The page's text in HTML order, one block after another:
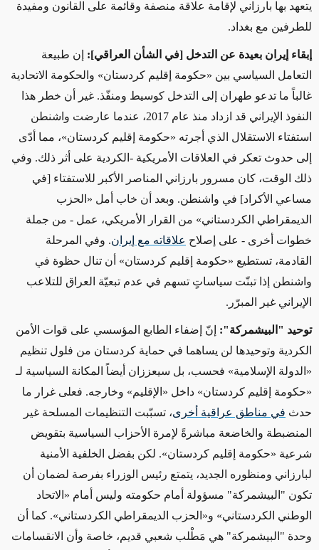
يتعهد بها بارزاني لإقامة علاقة منصفة وقائمة على القانون ومفيدة
للطرفين مع بغداد.
إبقاء إيران بعيدة عن التدخل [في الشأن العراقي]: إن طبيعة
التعامل السياسي بين «حكومة إقليم كردستان» والحكومة الاتحادية
غالباً ما تدعو طهران إلى التدخل كوسيط ومنفّذ. غير أن خطر هذا
النفوذ الإيراني قد ازداد منذ عام 2017، عندما عارضت واشنطن
استفتاء الاستقلال الذي أجرته «حكومة إقليم كردستان»، مما أدّى
إلى حدوث تعكر في العلاقات الأمريكية -الكردية على أثر ذلك. وفي
ذلك الوقت، كان مسرور بارزاني المناصر الأكبر للاستفتاء [في
مساعي الأكراد] في واشنطن. وبعد أن خاب أمل «الحزب
الديمقراطي الكردستاني» من القرار الأمريكي، عمل - من جملة
خطوات أخرى - على إصلاح علاقاته مع إيران. وفي المرحلة
القادمة، تستطيع «حكومة إقليم كردستان» أن تنال حظوة في
واشنطن إذا تبنّت سياساتٍ تسهم في عدم تبعيّة العراق للتلاعب
الإيراني غير المبرّر.
توحيد "البيشمركة": إنّ إضفاء الطابع المؤسسي على قوات الأمن
الكردية وتوحيدها لن يساهما في حماية كردستان من فلول تنظيم
«الدولة الإسلامية» فحسب، بل سيعززان أيضاً المكانة السياسية لـ
«حكومة إقليم كردستان» داخل «الإقليم» وخارجه. فعلى غرار ما
حدث في مناطق عراقية أخرى، تسبّبت التنظيمات المسلحة غير
المنضبطة والخاضعة مباشرةً لإمرة الأحزاب السياسية بتقويض
شرعية «حكومة إقليم كردستان». لكن بفضل الخلفية الأمنية
لبارزاني ومنظوره الجديد، يتمتع رئيس الوزراء بفرصة لضمان أن
تكون "البيشمركة" مسؤولة أمام حكومته وليس أمام «الاتحاد
الوطني الكردستاني» و«الحزب الديمقراطي الكردستاني». كما أن
وحدة "البيشمركة" هي مَطْلب شعبي قديم، خاصة وأن الانقسامات